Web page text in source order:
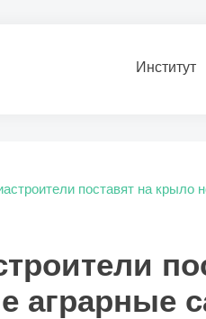
Институт
поставят на
аграрные